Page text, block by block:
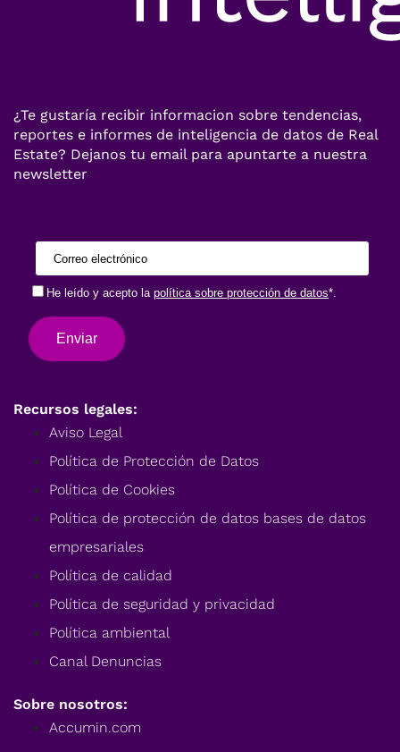
¿Te gustaría recibir informacion sobre tendencias,
reportes e informes de inteligencia de datos de Real
Estate? Dejanos tu email para apuntarte a nuestra
newsletter
Recursos legales:
Aviso Legal
Política de Protección de Datos
Política de Cookies
Política de protección de datos bases de datos
empresariales
Política de calidad
Política de seguridad y privacidad
Política ambiental
Canal Denuncias
Sobre nosotros:
Accumin.com